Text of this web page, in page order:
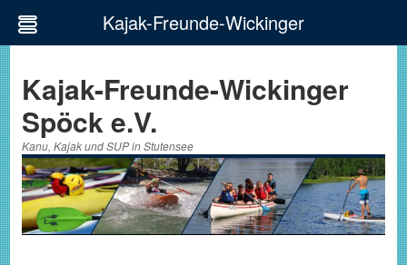
springen
Kajak-Freunde-Wickinger
Spöck e.V.
Kanu, Kajak und SUP in Stutensee
Kajak-Freunde-Wickinger